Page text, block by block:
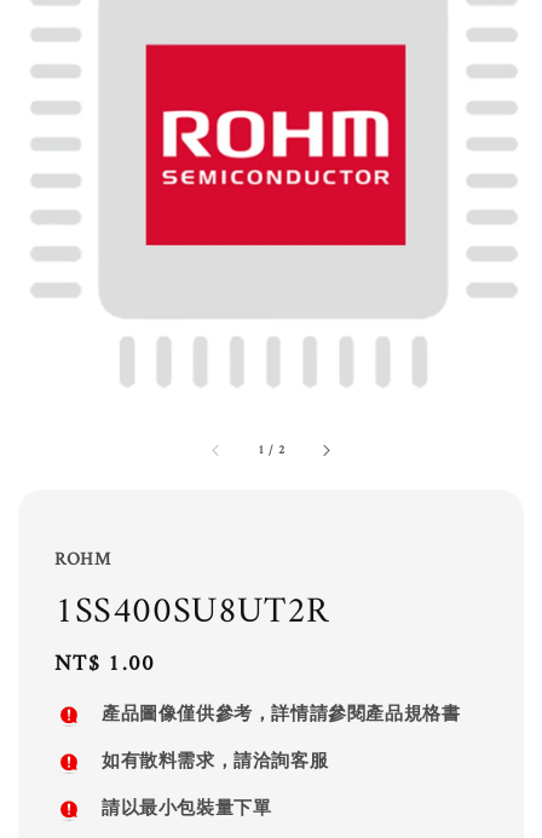
1 / 2
ROHM
1SS400SU8UT2R
Regular
price
NT$ 1.00
產品圖像僅供參考，詳情請參閱產品規格書
如有散料需求，請洽詢客服
請以最小包裝量下單